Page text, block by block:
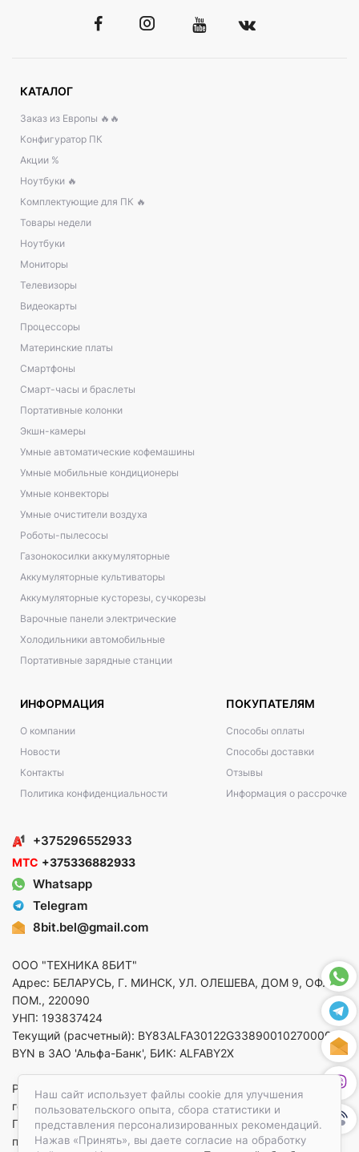
Наш сайт использует файлы cookie для улучшения
пользовательского опыта, сбора статистики и
представления персонализированных рекомендаций.
Нажав «Принять», вы даете согласие на обработку
КАТАЛОГ
Заказ из Европы 🔥🔥
Конфигуратор ПК
Акции %
Ноутбуки 🔥
Комплектующие для ПК 🔥
Товары недели
Ноутбуки
Мониторы
Телевизоры
Видеокарты
Процессоры
Материнские платы
Смартфоны
Смарт-часы и браслеты
Портативные колонки
Экшн-камеры
Умные автоматические кофемашины
Умные мобильные кондиционеры
Умные конвекторы
Умные очистители воздуха
Роботы-пылесосы
Газонокосилки аккумуляторные
Аккумуляторные культиваторы
Аккумуляторные кусторезы, сучкорезы
Варочные панели электрические
Холодильники автомобильные
Портативные зарядные станции
ИНФОРМАЦИЯ
О компании
Новости
Контакты
Политика конфиденциальности
ПОКУПАТЕЛЯМ
Способы оплаты
Способы доставки
Отзывы
Информация о рассрочке
+375296552933
МТС +375336882933
Whatsapp
Telegram
8bit.bel@gmail.com
ООО "ТЕХНИКА 8БИТ"
Адрес: БЕЛАРУСЬ, Г. МИНСК, УЛ. ОЛЕШЕВА, ДОМ 9, ОФ. 5,
ПОМ., 220090
УНП: 193837424
Текущий (расчетный): BY83ALFA30122G33890010270000 в
BYN в ЗАО 'Альфа-Банк', БИК: ALFABY2X
Регистрация в торговом реестре от 14.08.2025 Минский
горисполком
По вопросам защиты прав потребителей
приемная:+375173783412